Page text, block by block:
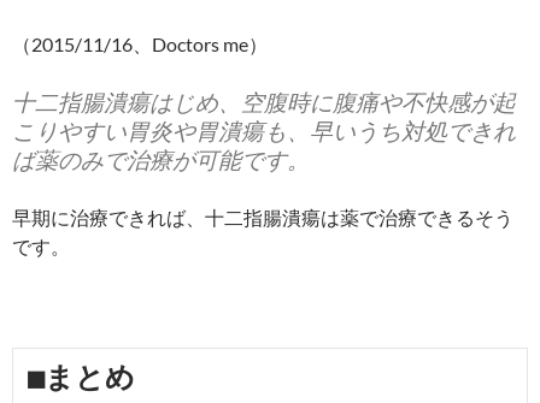
（2015/11/16、Doctors me）
十二指腸潰瘍はじめ、空腹時に腹痛や不快感が起
こりやすい胃炎や胃潰瘍も、早いうち対処できれ
ば薬のみで治療が可能です。
早期に治療できれば、十二指腸潰瘍は薬で治療できるそう
です。
■まとめ